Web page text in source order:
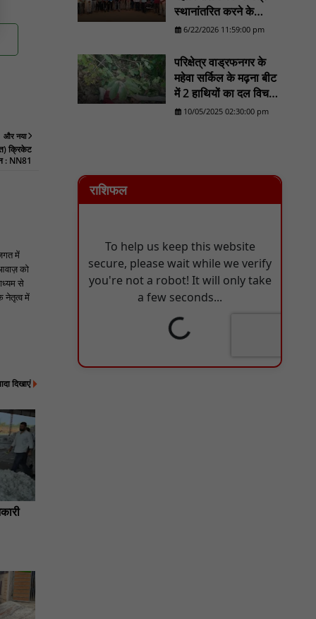
और नया
क्रिकेट
: NN81
में
को
से
नेतृत्व में
दिखाएं
स्थानांतरित करने के
प्रयास का होगा व्यापक
81
6/22/2026 11:59:00 pm
परिक्षेत्र वाड्रफनगर के
महेवा सर्किल के मढ़ना बीट
में 2 हाथियों का दल विचरण
करने का लोकेशन वन
10/05/2025 02:30:00 pm
राशिफल